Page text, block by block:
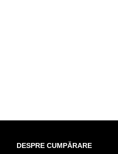
DESPRE CUMPĂRARE